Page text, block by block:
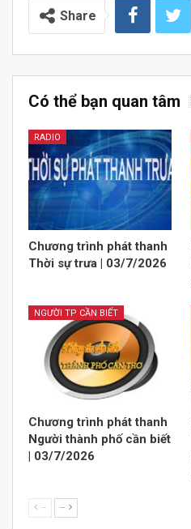
Share
Có thể bạn quan tâm
RADIO
Chương trình phát thanh
Thời sự trưa | 03/7/2026
NGƯỜI TP CẦN BIẾT
Chương trình phát thanh
Người thành phố cần biết
| 03/7/2026
-- --